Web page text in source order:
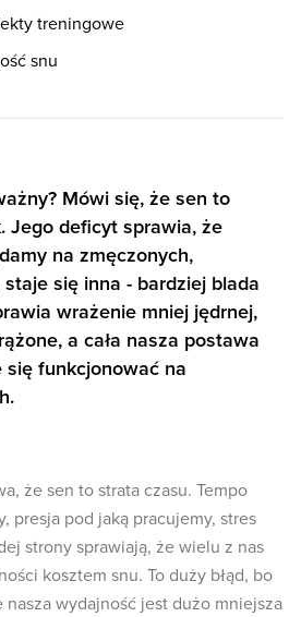
treningowe
snu
Mówi się, że sen to
Jego deficyt sprawia, że
na zmęczonych,
się inna - bardziej blada
wrażenie mniej jędrnej,
a cała nasza postawa
się funkcjonować na
że sen to strata czasu. Tempo
presja pod jaką pracujemy, stres
strony sprawiają, że wielu z nas
kosztem snu. To duży błąd, bo
wydajność jest dużo mniejsza